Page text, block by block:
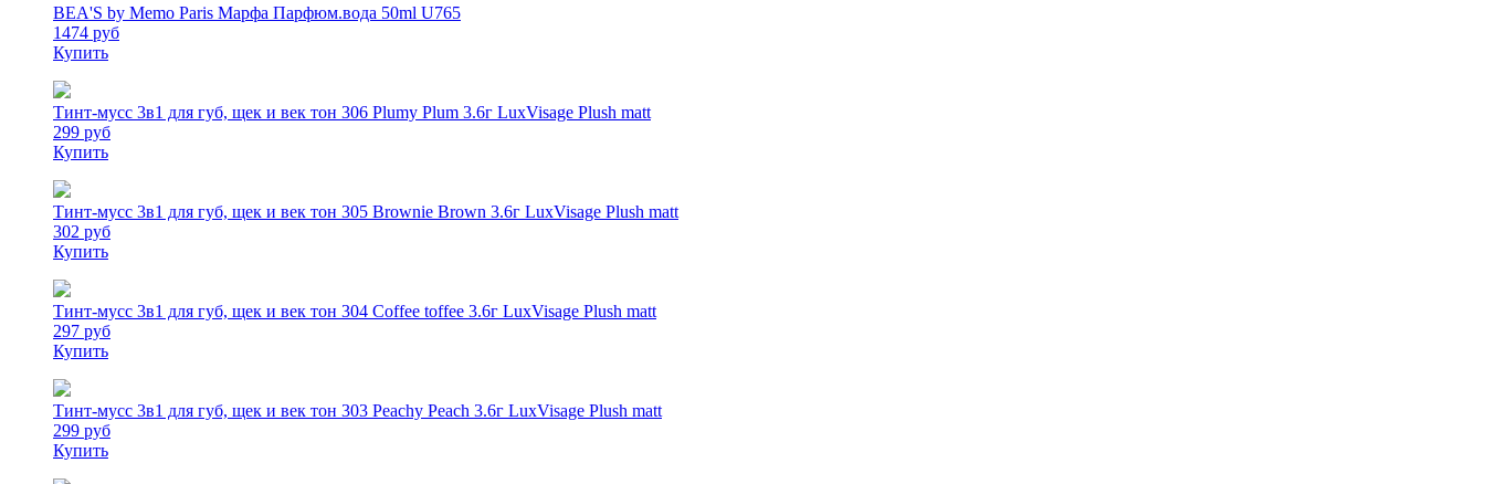
BEA'S by Memo Paris Марфа Парфюм.вода 50ml U765
1474 руб
Купить
Тинт-мусс 3в1 для губ, щек и век тон 306 Plumy Plum 3.6г LuxVisage Plush matt
299 руб
Купить
Тинт-мусс 3в1 для губ, щек и век тон 305 Brownie Brown 3.6г LuxVisage Plush matt
302 руб
Купить
Тинт-мусс 3в1 для губ, щек и век тон 304 Coffee toffee 3.6г LuxVisage Plush matt
297 руб
Купить
Тинт-мусс 3в1 для губ, щек и век тон 303 Peachy Peach 3.6г LuxVisage Plush matt
299 руб
Купить